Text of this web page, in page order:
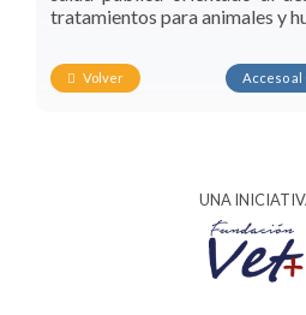
tratamientos para animales y
Volver Acceso al
UNA